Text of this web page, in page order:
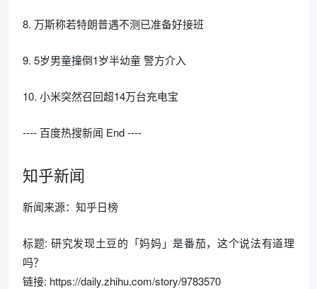
8. 万斯称若特朗普遇不测已准备好接班
9. 5岁男童撞倒1岁半幼童 警方介入
10. 小米突然召回超14万台充电宝
---- 百度热搜新闻 End ----
知乎新闻
新闻来源：知乎日榜
标题: 研究发现土豆的「妈妈」是番茄，这个说法有道理
吗？
链接: https://daily.zhihu.com/story/9783570